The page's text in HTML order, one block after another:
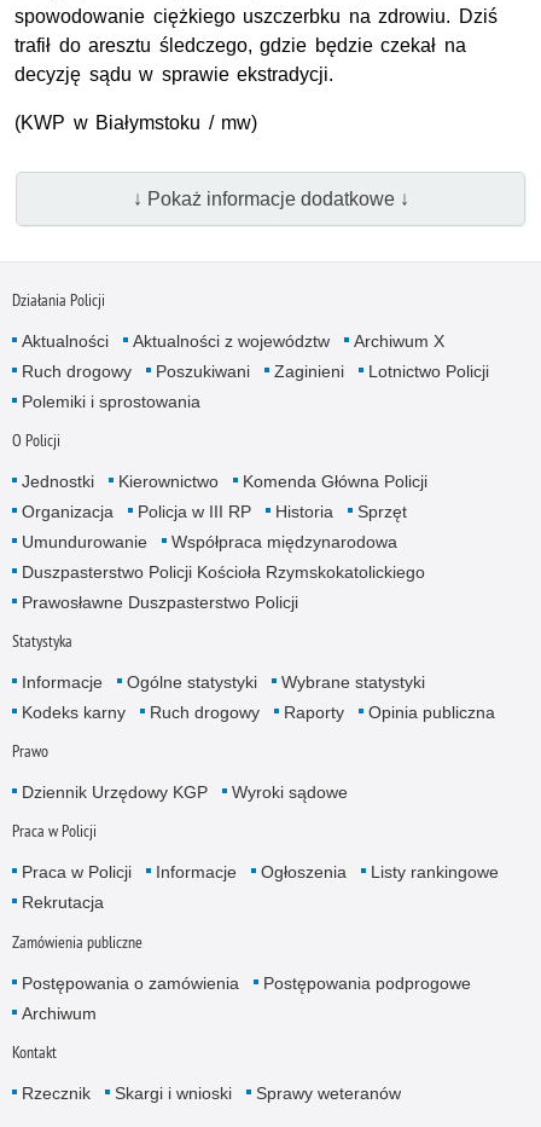
spowodowanie ciężkiego uszczerbku na zdrowiu. Dziś
trafił do aresztu śledczego, gdzie będzie czekał na
decyzję sądu w sprawie ekstradycji.
(KWP w Białymstoku / mw)
↓ Pokaż informacje dodatkowe ↓
Działania Policji
Aktualności Aktualności z województw
Archiwum X
Ruch drogowy
Poszukiwani Zaginieni
Lotnictwo Policji
Polemiki i sprostowania
O Policji
Jednostki Kierownictwo
Komenda Główna Policji
Organizacja
Policja w III RP Historia
Sprzęt
Umundurowanie
Współpraca międzynarodowa
Duszpasterstwo Policji Kościoła Rzymskokatolickiego
Prawosławne Duszpasterstwo Policji
Statystyka
Informacje Ogólne statystyki
Wybrane statystyki
Kodeks karny
Ruch drogowy Raporty Opinia publiczna
Prawo
Dziennik Urzędowy KGP Wyroki sądowe
Praca w Policji
Praca w Policji Informacje Ogłoszenia
Listy rankingowe
Rekrutacja
Zamówienia publiczne
Postępowania o zamówienia
Postępowania podprogowe
Archiwum
Kontakt
Rzecznik Skargi i wnioski Sprawy weteranów